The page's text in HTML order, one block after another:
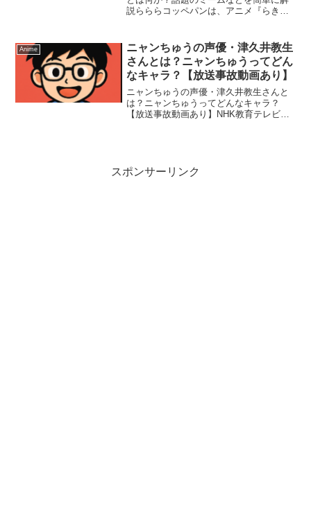
説らららコッペパンは、アニメ『らき☆
記事などと一緒に注目されています。こ
の記事では、らららコッペ...
Anime
ニャンちゅうの声優・津久井教生
さんとは？ニャンちゅうってどん
なキャラ？【放送事故動画あり】
ニャンちゅうの声優・津久井教生さんと
は？ニャンちゅうってどんなキャラ？
【放送事故動画あり】NHK教育テレビ
スポンサーリンク